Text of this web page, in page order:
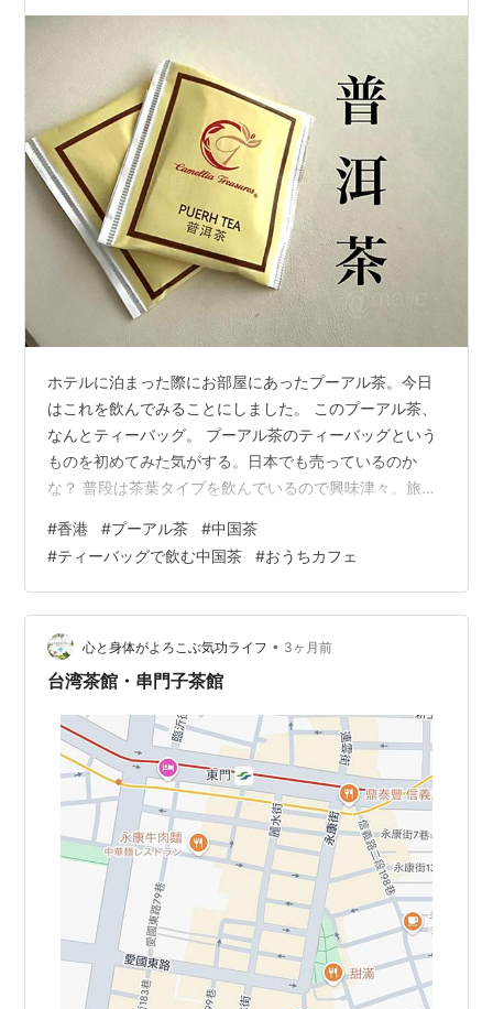
ホテルに泊まった際にお部屋にあったプーアル茶。今日
はこれを飲んでみることにしました。 このプーアル茶、
なんとティーバッグ。 プーアル茶のティーバッグという
ものを初めてみた気がする。日本でも売っているのか
な？ 普段は茶葉タイプを飲んでいるので興味津々。旅行
持って帰ってきました。 茶葉の場合は洗茶しますが、テ
ィーバッグはその工程不要だよね？ 念の為チェックする
とパッケージに飲み方が書いてありました。 たっぷり飲
みたいので、IKEAのマグカップを選んでみました。 お湯
を入れて、3分ほど待ちます。 上の写真の状態から数分
経ち、段々と濃さが出てきました。…
#香港 #プーアル茶 #中国茶
#ティーバッグで飲む中国茶 #おうちカフェ
心と身体がよろこぶ気功ライフ • 3ヶ月前
台湾茶館・串門子茶館